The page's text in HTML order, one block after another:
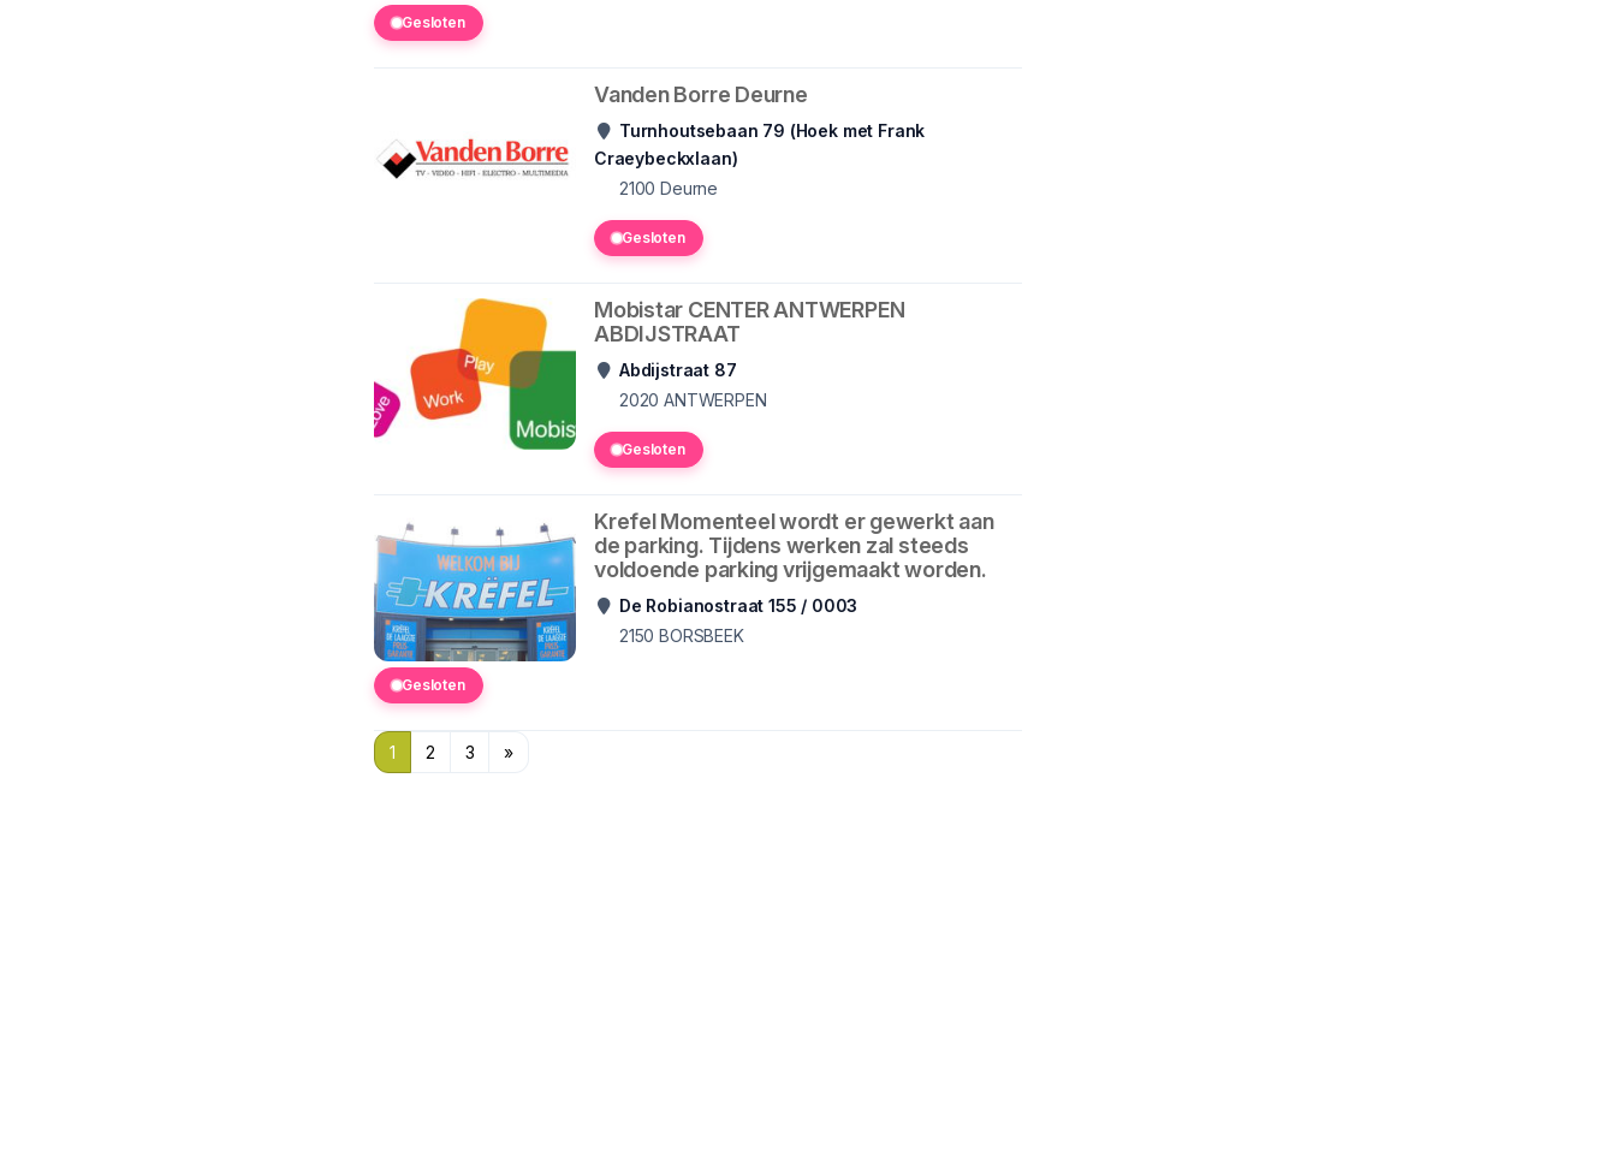
Gesloten
Vanden Borre Deurne
Turnhoutsebaan 79 (Hoek met Frank
Craeybeckxlaan)
2100 Deurne
Gesloten
Mobistar CENTER ANTWERPEN
ABDIJSTRAAT
Abdijstraat 87
2020 ANTWERPEN
Gesloten
Krefel Momenteel wordt er gewerkt aan
de parking. Tijdens werken zal steeds
voldoende parking vrijgemaakt worden.
De Robianostraat 155 / 0003
2150 BORSBEEK
Gesloten
1 2 3 »